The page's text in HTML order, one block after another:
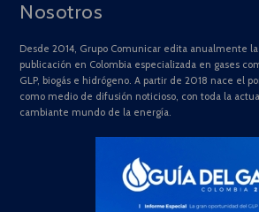
Nosotros
Desde 2014, Grupo Comunicar edita anualmente la
publicación en Colombia especializada en gases
GLP, biogás e hidrógeno. A partir de 2018 nace el
como medio de difusión noticioso, con toda la
cambiante mundo de la energía.